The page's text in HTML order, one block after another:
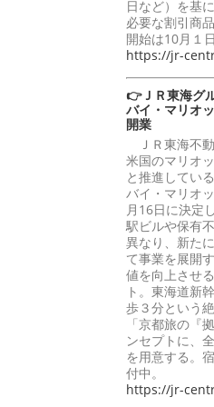
日など）を基
必要な割引商
開始は10月１
https://jr-
👉ＪＲ東海グ
バイ・マリオ
開業
ＪＲ東海不
米国のマリオ
と推進してい
バイ・マリオ
月16日に決定
駅ビルや保有
異なり、新た
て事業を展開
値を向上させ
ト。東海道新
歩３分という
「京都旅の『
ンセプトに、
を用意する。
付中。
https://jr-